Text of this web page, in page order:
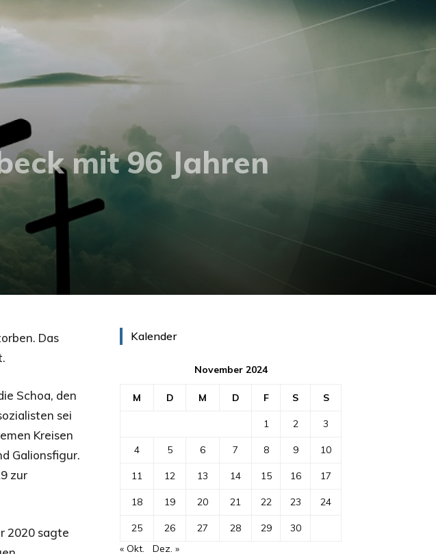
mit 96 Jahren
Das
Schoa, den
sei
Kreisen
Galionsfigur.
zur
2020 sagte
Kalender
November 2024
M D M D F S S
1 2 3
4 5 6 7 8 9 10
11 12 13 14 15 16 17
18 19 20 21 22 23 24
25 26 27 28 29
30
« Okt.
Dez. »